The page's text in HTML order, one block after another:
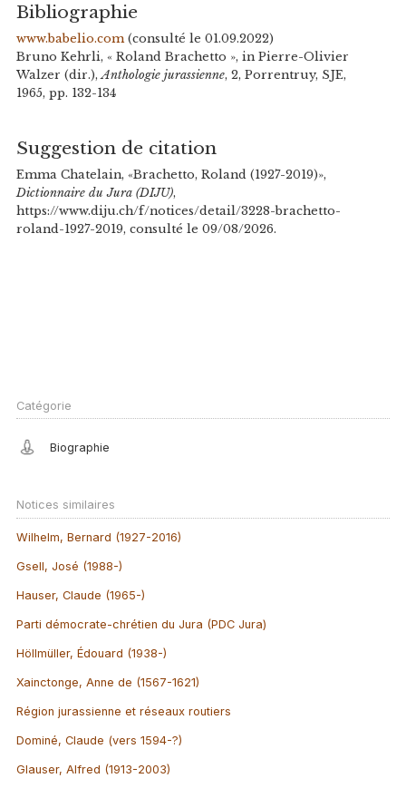
Bibliographie
www.babelio.com(consulté le 01.09.2022)
Bruno Kehrli, « Roland Brachetto », in Pierre-Olivier
Walzer (dir.),Anthologie jurassienne, 2, Porrentruy, SJE,
1965, pp. 132-134
Suggestion de citation
Emma Chatelain, «Brachetto, Roland (1927-2019)»,
Dictionnaire du Jura (DIJU),
https://www.diju.ch/f/notices/detail/3228-brachetto-
roland-1927-2019, consulté le 09/08/2026.
Catégorie
Biographie
Notices similaires
Wilhelm, Bernard (1927-2016)
Gsell, José (1988-)
Hauser, Claude (1965-)
Parti démocrate-chrétien du Jura (PDC Jura)
Höllmüller, Édouard (1938-)
Xainctonge, Anne de (1567-1621)
Région jurassienne et réseaux routiers
Dominé, Claude (vers 1594-?)
Glauser, Alfred (1913-2003)